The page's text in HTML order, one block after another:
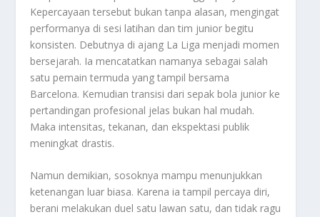
Kepercayaan tersebut bukan tanpa alasan, mengingat
performanya di sesi latihan dan tim junior begitu
konsisten. Debutnya di ajang La Liga menjadi momen
bersejarah. Ia mencatatkan namanya sebagai salah
satu pemain termuda yang tampil bersama
Barcelona. Kemudian transisi dari sepak bola junior ke
pertandingan profesional jelas bukan hal mudah.
Maka intensitas, tekanan, dan ekspektasi publik
meningkat drastis.
Namun demikian, sosoknya mampu menunjukkan
ketenangan luar biasa. Karena ia tampil percaya diri,
berani melakukan duel satu lawan satu, dan tidak ragu